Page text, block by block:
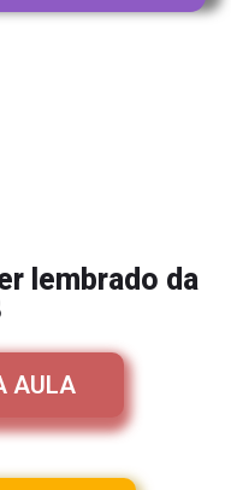
lembrado da
AULA